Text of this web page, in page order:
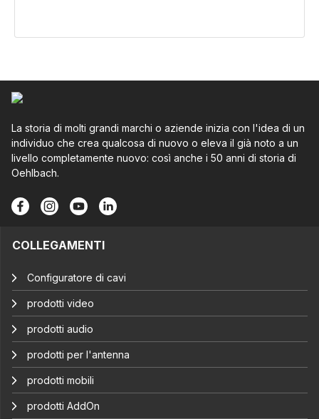
La storia di molti grandi marchi o aziende inizia con l'idea di un
individuo che crea qualcosa di nuovo o eleva il già noto a un
livello completamente nuovo: così anche i 50 anni di storia di
Oehlbach.
COLLEGAMENTI
Configuratore di cavi
prodotti video
prodotti audio
prodotti per l'antenna
prodotti mobili
prodotti AddOn